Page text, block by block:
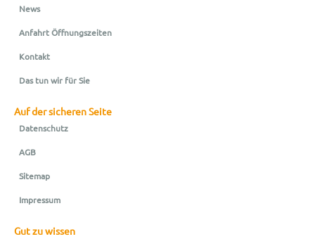
News
Anfahrt Öffnungszeiten
Kontakt
Das tun wir für Sie
Auf der sicheren Seite
Datenschutz
AGB
Sitemap
Impressum
Gut zu wissen